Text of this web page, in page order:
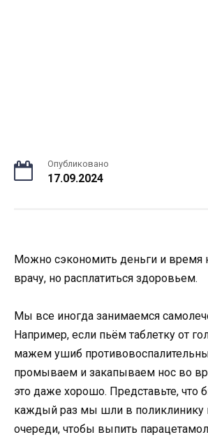
Опубликовано
17.09.2024
Можно сэкономить деньги и время
врачу, но расплатиться здоровьем.
Мы все иногда занимаемся
Например, если пьём таблетку от
мажем ушиб
промываем и закапываем нос во
это даже хорошо. Представьте, что
каждый раз мы шли в поликлинику
очереди, чтобы выпить